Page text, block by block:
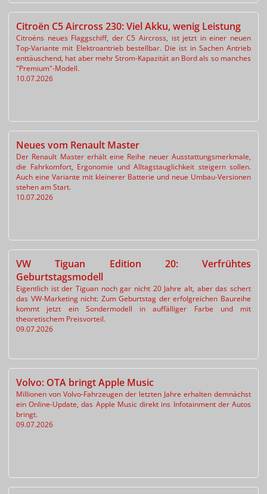
Citroën C5 Aircross 230: Viel Akku, wenig Leistung
Citroëns neues Flaggschiff, der C5 Aircross, ist jetzt in einer neuen
Top-Variante mit Elektroantrieb bestellbar. Die ist in Sachen Antrieb
enttäuschend, hat aber mehr Strom-Kapazität an Bord als so manches
"Premium"-Modell.
10.07.2026
Neues vom Renault Master
Der Renault Master erhält eine Reihe neuer Ausstattungsmerkmale,
die Fahrkomfort, Ergonomie und Alltagstauglichkeit steigern sollen.
Auch eine Variante mit kleinerer Batterie und neue Umbau-Versionen
stehen am Start.
10.07.2026
VW Tiguan Edition 20: Verfrühtes
Geburtstagsmodell
Eigentlich ist der Tiguan noch gar nicht 20 Jahre alt, aber das schert
das VW-Marketing nicht: Zum Geburtstag der erfolgreichen Baureihe
kommt jetzt ein Sondermodell in auffälliger Farbe und mit
theoretischem Preisvorteil.
09.07.2026
Volvo: OTA bringt Apple Music
Millionen von Volvo-Fahrzeugen der letzten Jahre erhalten demnächst
ein Online-Update, das Apple Music direkt ins Infotainment der Autos
bringt.
09.07.2026